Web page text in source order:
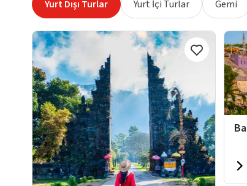
Yurt Dışı Turlar Yurt İçi Turlar Gemi